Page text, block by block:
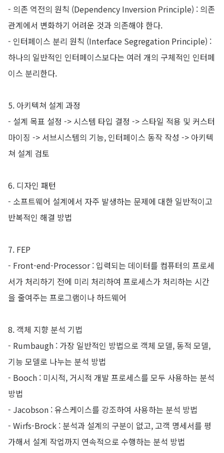
- 의존 역전의 원칙 (Dependency Inversion Principle) : 의존
관계에서 변화하기 어려운 것과 의존해야 한다.
- 인터페이스 분리 원칙 (Interface Segregation Principle) :
하나의 일반적인 인터페이스보다는 여러 개의 구체적인 인터페
이스 분리한다.
5. 아키텍쳐 설계 과정
- 설계 목표 설정 -> 시스템 타입 결정 -> 스타일 적용 및 커스터
마이징 -> 서브시스템의 기능, 인터페이스 동작 작성 -> 아키텍
쳐 설계 검토
6. 디자인 패턴
- 소프트웨어 설계에서 자주 발생하는 문제에 대한 일반적이고
반복적인 해결 방법
7. FEP
- Front-end-Processor : 입력되는 데이터를 컴퓨터의 프로세
서가 처리하기 전에 미리 처리하여 프로세스가 처리하는 시간
을 줄여주는 프로그램이나 하드웨어
8. 객체 지향 분석 기법
- Rumbaugh : 가장 일반적인 방법으로 객체 모델, 동적 모델,
기능 모델로 나누는 분석 방법
- Booch : 미시적, 거시적 개발 프로세스를 모두 사용하는 분석
방법
- Jacobson : 유스케이스를 강조하여 사용하는 분석 방법
- Wirfs-Brock : 분석과 설계의 구분이 없고, 고객 명세서를 평
가해서 설계 작업까지 연속적으로 수행하는 분석 방법